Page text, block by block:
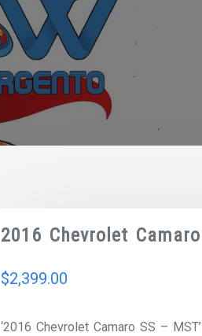
2016 Chevrolet
$2,399.00
‘2016 Chevrolet Camaro SS – MST’